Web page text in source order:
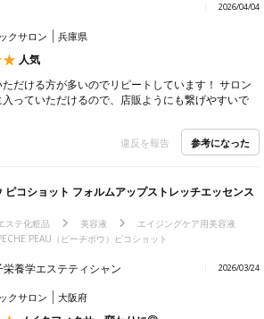
2026/04/04
クサロン 兵庫県
人気
だける方が多いのでリピートしています！ サロン
っていただけるので、店販ようにも繋げやすいで
違反を報告 参考になった
ピコショット フォルムアップストレッチエッセンス
ステ化粧品 美容液
エイジングケア用美容液
PEAU（ピーチポウ）ピコショット
栄養学エステティシャン 2026/03/24
クサロン 大阪府